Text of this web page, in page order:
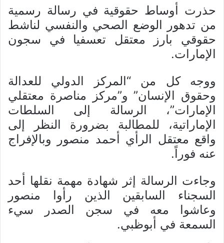
حذرت أوساط حقوقية في رسالة رسمية
من تدهور الوضع الصحي والنفسي لناشط
حقوقي بارز معتقل تعسفيا في سجون
الإمارات.
ووجه كل من “المركز الدولي للعدالة
وحقوق الإنسان” و”مركز مناصرة معتقلي
الإمارات”، الرسالة إلى السلطات
الإماراتية، للمطالبة بضرورة النظر إلى
واقع معتقل الرأي أحمد منصور وبالإفراج
عنه فوراً.
وجاءت الرسالة إثر شهادة مهمة نقلها أحد
السجناء السابقين الذين رأوا منصور
وعاشوا معه في سجن الصدر سيء
السمعة في أبوظبي.